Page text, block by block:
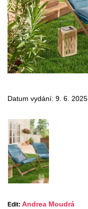
Datum vydání: 9. 6. 2025
Edit: Andrea Moudrá